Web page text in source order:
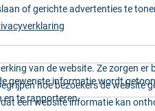
of gerichte advertenties te
van de website. Ze zorgen er
gewenste informatie wordt
hoe bezoekers de website
en te rapporteren.
een website informatie kan